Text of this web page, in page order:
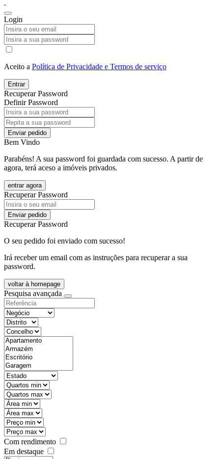
Login
Aceito a Política de Privacidade e Termos de serviço
Entrar
Recuperar Password
Definir Password
Enviar pedido
Bem Vindo
Parabéns! A sua password foi guardada com sucesso. A partir de
agora, terá aceso a imóveis privados.
entrar agora
Recuperar Password
Enviar pedido
Recuperar Password
O seu pedido foi enviado com sucesso!
Irá receber um email com as instruções para recuperar a sua
password.
voltar à homepage
Pesquisa avançada
Com rendimento
Em destaque